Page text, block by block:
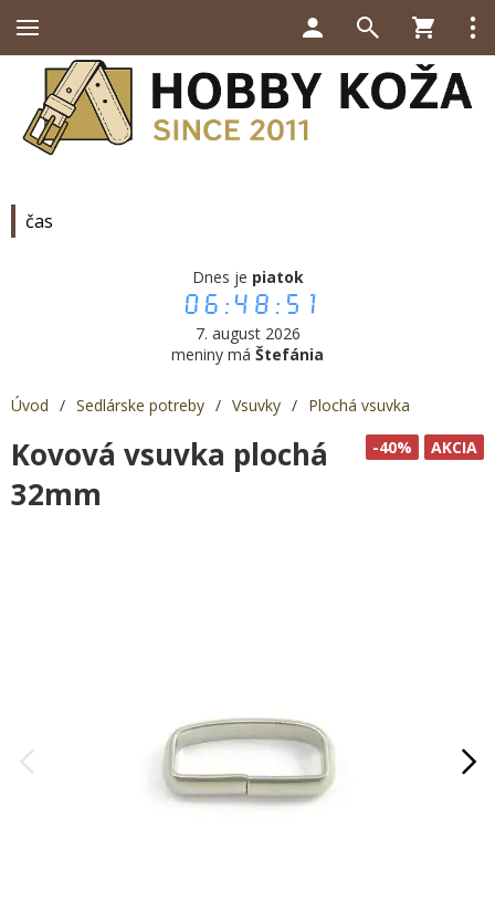
čas
Dnes je piatok
06:48:51
7. august 2026
meniny má Štefánia
Úvod / Sedlárske potreby / Vsuvky / Plochá vsuvka
AKCIA
-40%
Kovová vsuvka plochá
32mm